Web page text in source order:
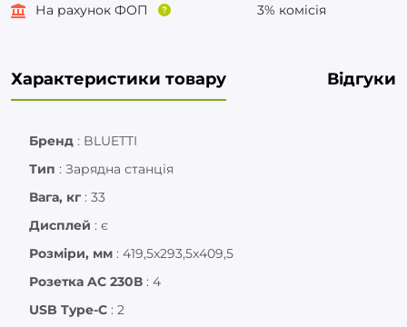
На рахунок ФОП
3% комісія
Характеристики товару Відгуки
Бренд : BLUETTI
Тип : Зарядна станція
Вага, кг : 33
Дисплей : є
Розміри, мм : 419,5x293,5x409,5
Розетка AC 230В : 4
USB Type-C : 2